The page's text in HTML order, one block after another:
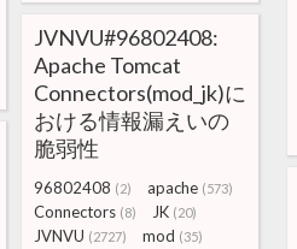
JVNVU#96802408:
Apache Tomcat
Connectors(mod_jk)に
おける情報漏えいの
脆弱性
96802408 (2) apache (573)
Connectors (8) JK (20)
JVNVU (2727) mod (35)